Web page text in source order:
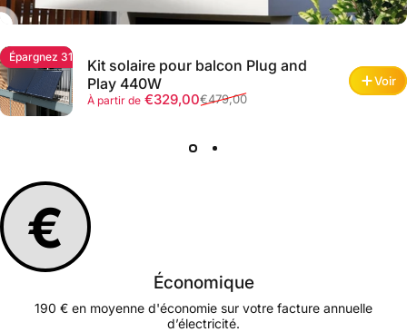
Épargnez 31%
Kit solaire pour balcon Plug and
Play 440W
Prix promotionnel
À partir de €329,00
Prix habituel €479,00
Voir
€
Économique
190 € en moyenne d'économie sur votre facture annuelle
d’électricité.